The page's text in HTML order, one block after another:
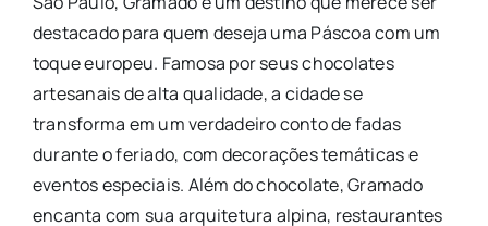
destacado para quem deseja uma Páscoa com um
toque europeu. Famosa por seus chocolates
artesanais de alta qualidade, a cidade se
transforma em um verdadeiro conto de fadas
durante o feriado, com decorações temáticas e
eventos especiais. Além do chocolate, Gramado
encanta com sua arquitetura alpina, restaurantes